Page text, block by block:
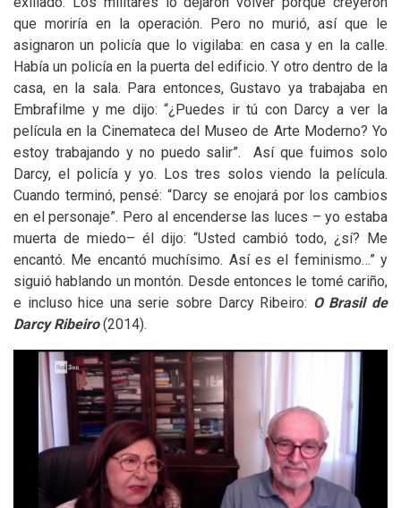
que moriría en la operación. Pero no murió, así que le
asignaron un policía que lo vigilaba: en casa y en la calle.
Había un policía en la puerta del edificio. Y otro dentro de la
casa, en la sala. Para entonces, Gustavo ya trabajaba en
Embrafilme y me dijo: “¿Puedes ir tú con Darcy a ver la
película en la Cinemateca del Museo de Arte Moderno? Yo
estoy trabajando y no puedo salir”. Así que fuimos solo
Darcy, el policía y yo. Los tres solos viendo la película.
Cuando terminó, pensé: “Darcy se enojará por los cambios
en el personaje”. Pero al encenderse las luces – yo estaba
muerta de miedo– él dijo: “Usted cambió todo, ¿sí? Me
encantó. Me encantó muchísimo. Así es el feminismo…” y
siguió hablando un montón. Desde entonces le tomé cariño,
e incluso hice una serie sobre Darcy Ribeiro: O Brasil de
Darcy Ribeiro(2014).